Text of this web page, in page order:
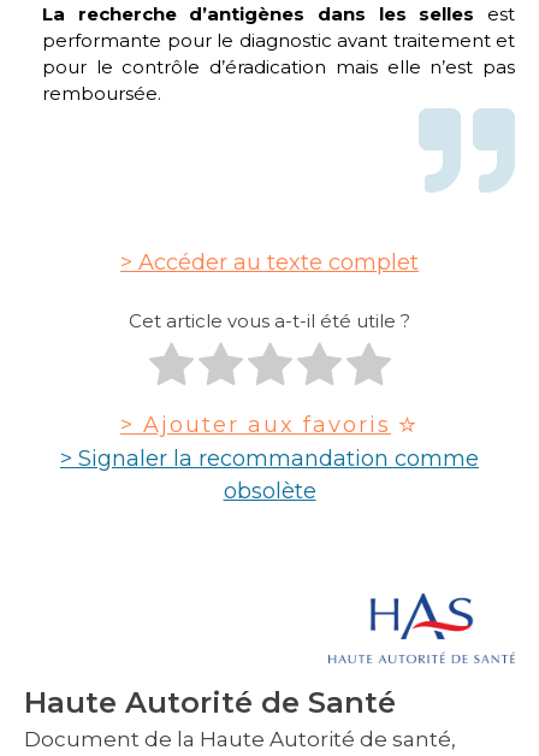
La recherche d’antigènes dans les selles est
performante pour le diagnostic avant traitement et
pour le contrôle d’éradication mais elle n’est pas
remboursée.
Accéder au texte complet
Cet article vous a-t-il été utile ?
> Ajouter aux favoris
> Signaler la recommandation comme
obsolète
Haute Autorité de Santé
Document de la Haute Autorité de santé,